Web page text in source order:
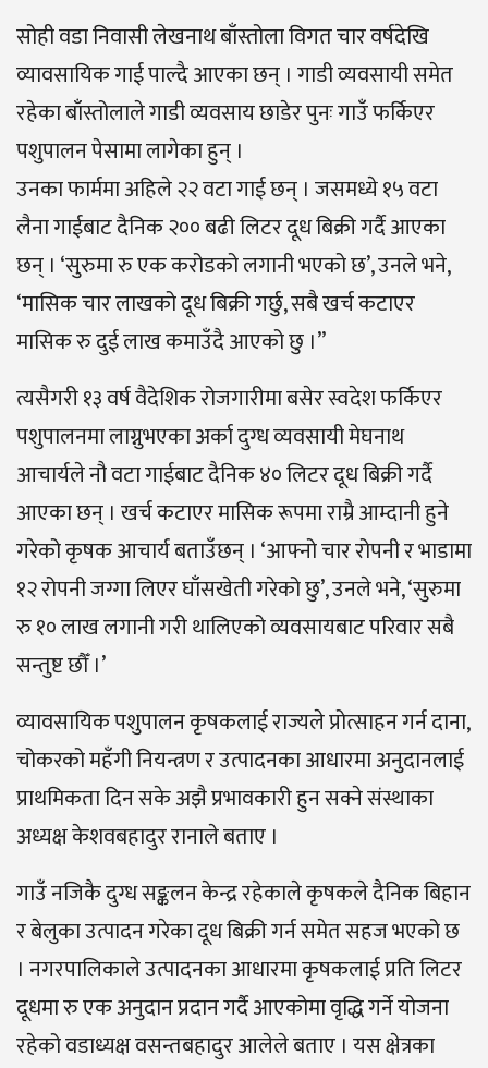
सोही वडा निवासी लेखनाथ बाँस्तोला विगत चार वर्षदेखि
व्यावसायिक गाई पाल्दै आएका छन् । गाडी व्यवसायी समेत
रहेका बाँस्तोलाले गाडी व्यवसाय छाडेर पुनः गाउँ फर्किएर
पशुपालन पेसामा लागेका हुन् ।
उनका फार्ममा अहिले २२ वटा गाई छन् । जसमध्ये १५ वटा
लैना गाईबाट दैनिक २०० बढी लिटर दूध बिक्री गर्दै आएका
छन् । ‘सुरुमा रु एक करोडको लगानी भएको छ’, उनले भने,
‘मासिक चार लाखको दूध बिक्री गर्छु, सबै खर्च कटाएर
मासिक रु दुई लाख कमाउँदै आएको छु ।”
त्यसैगरी १३ वर्ष वैदेशिक रोजगारीमा बसेर स्वदेश फर्किएर
पशुपालनमा लाग्नुभएका अर्का दुग्ध व्यवसायी मेघनाथ
आचार्यले नौ वटा गाईबाट दैनिक ४० लिटर दूध बिक्री गर्दै
आएका छन् । खर्च कटाएर मासिक रूपमा राम्रै आम्दानी हुने
गरेको कृषक आचार्य बताउँछन् । ‘आफ्नो चार रोपनी र भाडामा
१२ रोपनी जग्गा लिएर घाँसखेती गरेको छु’, उनले भने, ‘सुरुमा
रु १० लाख लगानी गरी थालिएको व्यवसायबाट परिवार सबै
सन्तुष्ट छौँ ।’
व्यावसायिक पशुपालन कृषकलाई राज्यले प्रोत्साहन गर्न दाना,
चोकरको महँगी नियन्त्रण र उत्पादनका आधारमा अनुदानलाई
प्राथमिकता दिन सके अझै प्रभावकारी हुन सक्ने संस्थाका
अध्यक्ष केशवबहादुर रानाले बताए ।
गाउँ नजिकै दुग्ध सङ्कलन केन्द्र रहेकाले कृषकले दैनिक बिहान
र बेलुका उत्पादन गरेका दूध बिक्री गर्न समेत सहज भएको छ
। नगरपालिकाले उत्पादनका आधारमा कृषकलाई प्रति लिटर
दूधमा रु एक अनुदान प्रदान गर्दै आएकोमा वृद्धि गर्ने योजना
रहेको वडाध्यक्ष वसन्तबहादुर आलेले बताए । यस क्षेत्रका